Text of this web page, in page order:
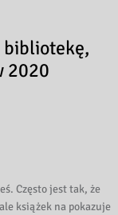
bibliotekę,
2020
Często jest tak, że
książek na pokazuje